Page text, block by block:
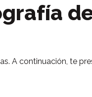
A continuación, te